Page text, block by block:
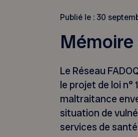
Publié le : 30
Mémoire
Le Réseau
le projet de loi
maltraitance
situation de
services de